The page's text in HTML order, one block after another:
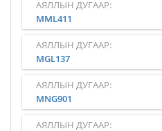
АЯЛЛЫН ДУГААР:
MML411
АЯЛЛЫН ДУГААР:
MGL137
АЯЛЛЫН ДУГААР:
MNG901
АЯЛЛЫН ДУГААР: